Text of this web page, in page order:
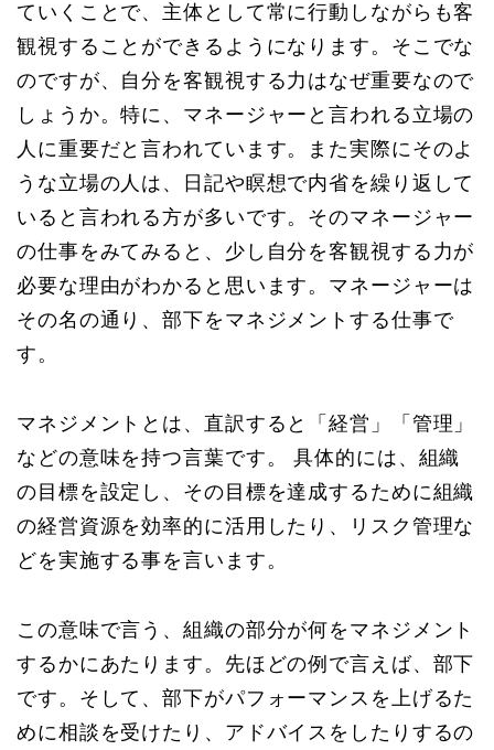
ていくことで、主体として常に行動しながらも客
観視することができるようになります。そこでな
のですが、自分を客観視する力はなぜ重要なので
しょうか。特に、マネージャーと言われる立場の
人に重要だと言われています。また実際にそのよ
うな立場の人は、日記や瞑想で内省を繰り返して
いると言われる方が多いです。そのマネージャー
の仕事をみてみると、少し自分を客観視する力が
必要な理由がわかると思います。マネージャーは
その名の通り、部下をマネジメントする仕事で
す。
マネジメントとは、直訳すると「経営」「管理」
などの意味を持つ言葉です。 具体的には、組織
の目標を設定し、その目標を達成するために組織
の経営資源を効率的に活用したり、リスク管理な
どを実施する事を言います。
この意味で言う、組織の部分が何をマネジメント
するかにあたります。先ほどの例で言えば、部下
です。そして、部下がパフォーマンスを上げるた
めに相談を受けたり、アドバイスをしたりするの